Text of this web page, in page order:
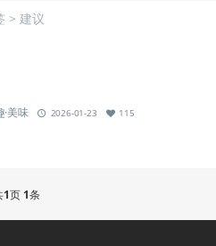
> 建议
·美味 2026-01-23 115
1页 1条